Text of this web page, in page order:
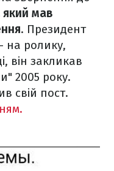
мав
. Президент
на ролику,
він закликав
2005 року.
свій пост.